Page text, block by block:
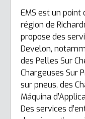
EMS est un
région de
propose des
Develon,
des Pelles Sur
Chargeuses Sur
sur pneus, des
Máquina
Des services